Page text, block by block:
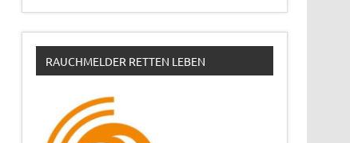
RAUCHMELDER RETTEN LEBEN